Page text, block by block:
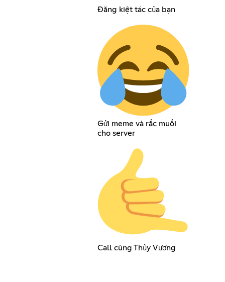
Đăng kiệt tác của bạn
Gửi meme và rắc muối
cho server
Call cùng Thủy Vương